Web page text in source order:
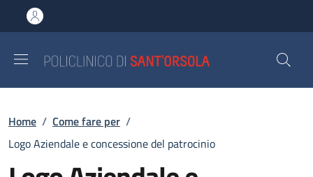
al contenuto principale
to footer content
Briciole di pane
Home / Come fare per /
Logo Aziendale e concessione del patrocinio